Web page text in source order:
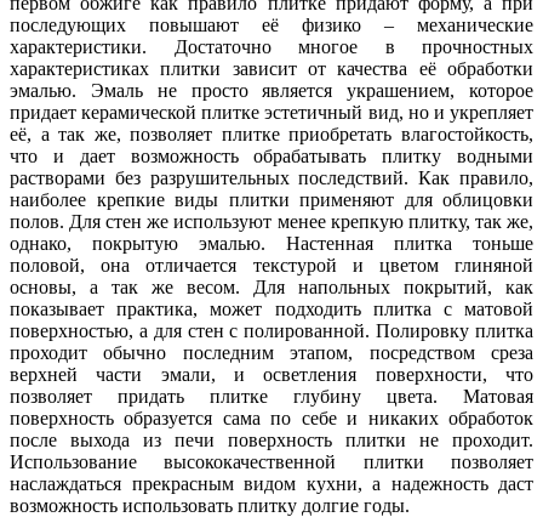
последующих повышают её физико – механические
характеристики. Достаточно многое в прочностных
характеристиках плитки зависит от качества её обработки
эмалью. Эмаль не просто является украшением, которое
придает керамической плитке эстетичный вид, но и укрепляет
её, а так же, позволяет плитке приобретать влагостойкость,
что и дает возможность обрабатывать плитку водными
растворами без разрушительных последствий. Как правило,
наиболее крепкие виды плитки применяют для облицовки
полов. Для стен же используют менее крепкую плитку, так же,
однако, покрытую эмалью. Настенная плитка тоньше
половой, она отличается текстурой и цветом глиняной
основы, а так же весом. Для напольных покрытий, как
показывает практика, может подходить плитка с матовой
поверхностью, а для стен с полированной. Полировку плитка
проходит обычно последним этапом, посредством среза
верхней части эмали, и осветления поверхности, что
позволяет придать плитке глубину цвета. Матовая
поверхность образуется сама по себе и никаких обработок
после выхода из печи поверхность плитки не проходит.
Использование высококачественной плитки позволяет
наслаждаться прекрасным видом кухни, а надежность даст
возможность использовать плитку долгие годы.